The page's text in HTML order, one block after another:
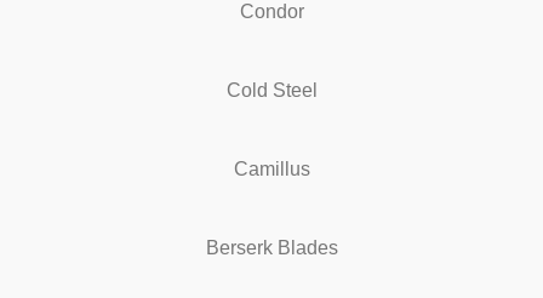
Condor
Cold Steel
Camillus
Berserk Blades